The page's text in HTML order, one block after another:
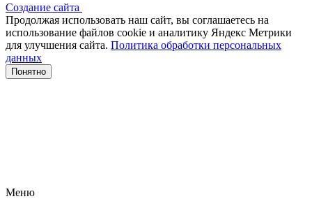
Создание сайта
Продолжая использовать наш сайт, вы соглашаетесь на
использование файлов сооkіе и аналитику Яндекс Метрики
для улучшения сайта. Политика обработки персональных
данных
Понятно
Меню